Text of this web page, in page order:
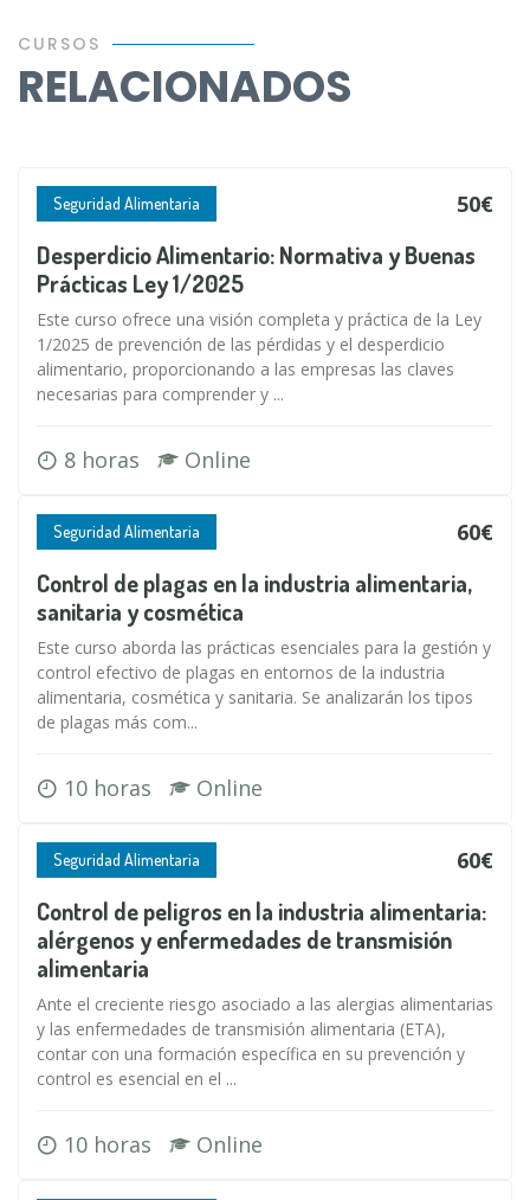
CURSOS
RELACIONADOS
Seguridad Alimentaria 50€
Desperdicio Alimentario: Normativa y Buenas
Prácticas Ley 1/2025
Este curso ofrece una visión completa y práctica de la Ley
1/2025 de prevención de las pérdidas y el desperdicio
alimentario, proporcionando a las empresas las claves
necesarias para comprender y ...
8 horas Online
Seguridad Alimentaria 60€
Control de plagas en la industria alimentaria,
sanitaria y cosmética
Este curso aborda las prácticas esenciales para la gestión y
control efectivo de plagas en entornos de la industria
alimentaria, cosmética y sanitaria. Se analizarán los tipos
de plagas más com...
10 horas Online
Seguridad Alimentaria 60€
Control de peligros en la industria alimentaria:
alérgenos y enfermedades de transmisión
alimentaria
Ante el creciente riesgo asociado a las alergias alimentarias
y las enfermedades de transmisión alimentaria (ETA),
contar con una formación específica en su prevención y
control es esencial en el ...
10 horas Online